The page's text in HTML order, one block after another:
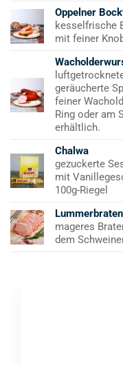
Oppelner
kesselfrische
mit feiner
geräucherte
feiner
Ring oder am
erhältlich.
Chalwa
gezuckerte
mit
100g-Riegel
Lummerbraten
mageres
dem